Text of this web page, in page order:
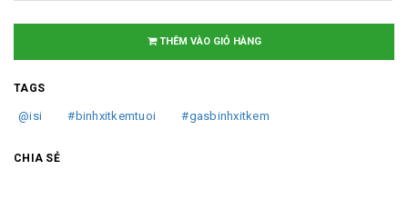
THÊM VÀO GIỎ HÀNG
TAGS
@isi #binhxitkemtuoi #gasbinhxitkem
CHIA SẺ